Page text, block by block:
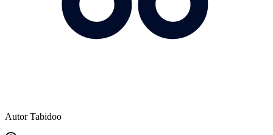
Autor Tabidoo